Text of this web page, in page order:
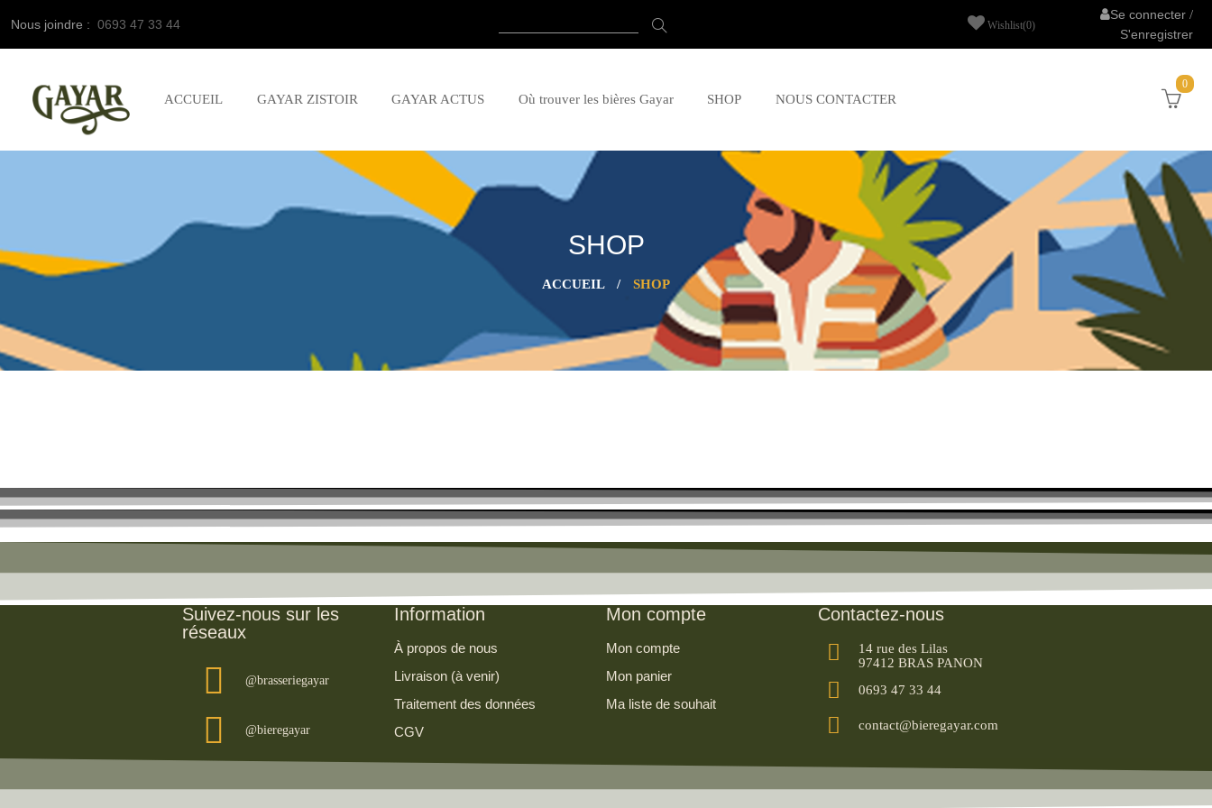
Nous joindre : 0693 47 33 44 Wishlist(0)
Se connecter /
S'enregistrer
ACCUEIL GAYAR ZISTOIR GAYAR ACTUS Où trouver les bières Gayar SHOP NOUS CONTACTER
0
SHOP
ACCUEIL / SHOP
Suivez-nous sur les
réseaux
@brasseriegayar
@bieregayar
Information
À propos de nous
Livraison (à venir)
Traitement des données
CGV
Mon compte
Mon compte
Mon panier
Ma liste de souhait
Contactez-nous
14 rue des Lilas
97412 BRAS PANON
0693 47 33 44
contact@bieregayar.com